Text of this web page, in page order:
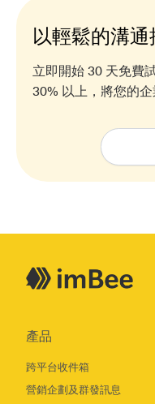
以輕鬆的溝通
立即開始 30 天免費
30% 以上，將您的企
產品
跨平台收件箱
營銷企劃及群發訊息